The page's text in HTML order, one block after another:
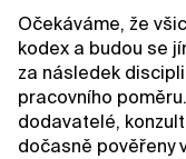
Očekáváme, že
kodex a budou se
za následek
pracovního
dodavatelé,
dočasně pověřeny